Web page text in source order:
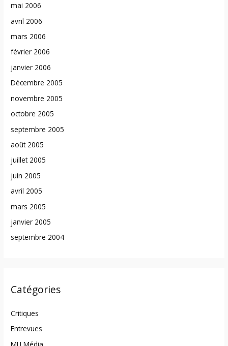
mai 2006
avril 2006
mars 2006
février 2006
janvier 2006
Décembre 2005
novembre 2005
octobre 2005
septembre 2005
août 2005
juillet 2005
juin 2005
avril 2005
mars 2005
janvier 2005
septembre 2004
Catégories
Critiques
Entrevues
MU Média